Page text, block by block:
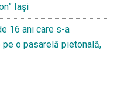
Iași
16 ani care s-a
o pasarelă pietonală,